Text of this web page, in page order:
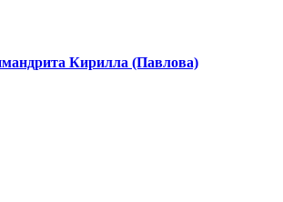
Кирилла (Павлова)